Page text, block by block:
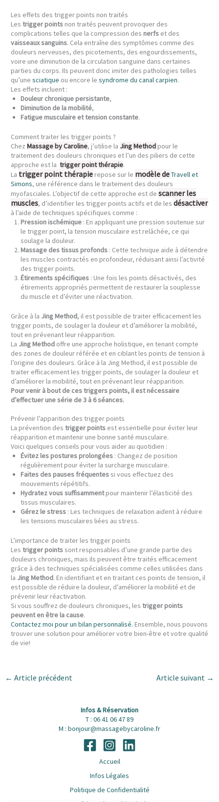
Les effets des trigger points non traités
Les trigger pointsnon traités peuvent provoquer des
complications telles que la compression des nerfset des
vaisseaux sanguins. Cela entraîne des symptômes comme des
douleurs nerveuses, des picotements, des engourdissements,
voire une diminution de la circulation sanguine dans certaines
parties du corps. Ils peuvent donc imiter des pathologies telles
qu’une sciatique ou encore le syndrome du canal carpien.
Les effets incluent :
Douleur chronique persistante,
Diminution de la mobilité,
Fatigue musculaire et tension constante.
Comment traiter les trigger points ?
Chez Massage by Caroline, j’utilise la Jing Methodpour le
traitement des douleurs chroniques et l’un des piliers de cette
approche est la trigger point thérapie.
La trigger point thérapierepose sur le modèle deTravell et
Simons, une référence dans le traitement des douleurs
myofasciales. L’objectif de cette approche est de scanner les
muscles, d’identifier les trigger points actifs et de les désactiver
à l’aide de techniques spécifiques comme :
Pression ischémique: En appliquant une pression soutenue sur
le trigger point, la tension musculaire est relâchée, ce qui
soulage la douleur.
Massage des tissus profonds: Cette technique aide à détendre
les muscles contractés en profondeur, réduisant ainsi l’activité
des trigger points.
Étirements spécifiques: Une fois les points désactivés, des
étirements appropriés permettent de restaurer la souplesse
du muscle et d’éviter une réactivation.
Grâce à la Jing Method, il est possible de traiter efficacement les
trigger points, de soulager la douleur et d’améliorer la mobilité,
tout en prévenant leur réapparition.
La Jing Methodoffre une approche holistique, en tenant compte
des zones de douleur référée et en ciblant les points de tension à
l’origine des douleurs. Grâce à la Jing Method, il est possible de
traiter efficacement les trigger points, de soulager la douleur et
d’améliorer la mobilité, tout en prévenant leur réapparition.
Pour venir à bout de ces triggers points, il est nécessaire
d’effectuer une série de 3 à 6 séances.
Prévenir l’apparition des trigger points
La prévention des trigger pointsest essentielle pour éviter leur
réapparition et maintenir une bonne santé musculaire.
Voici quelques conseils pour vous aider au quotidien :
Évitez les postures prolongées: Changez de position
régulièrement pour éviter la surcharge musculaire.
Faites des pauses fréquentessi vous effectuez des
mouvements répétitifs.
Hydratez vous suffisammentpour maintenir l’élasticité des
tissus musculaires.
Gérez le stress: Les techniques de relaxation aident à réduire
les tensions musculaires liées au stress.
L’importance de traiter les trigger points
Les trigger pointssont responsables d’une grande partie des
douleurs chroniques, mais ils peuvent être traités efficacement
grâce à des techniques spécialisées comme celles utilisées dans
la Jing Method. En identifiant et en traitant ces points de tension, il
est possible de réduire la douleur, d’améliorer la mobilité et de
prévenir leur réactivation.
Si vous souffrez de douleurs chroniques, les trigger points
peuvent en être la cause.
Contactez moi pour un bilan personnalisé. Ensemble, nous pouvons
trouver une solution pour améliorer votre bien-être et votre qualité
de vie!
← Article précédent Article suivant →
Infos & Réservation
T : 06 41 06 47 89
M : bonjour@massagebycaroline.fr
Accueil
Infos Légales
Politique de Confidentialité